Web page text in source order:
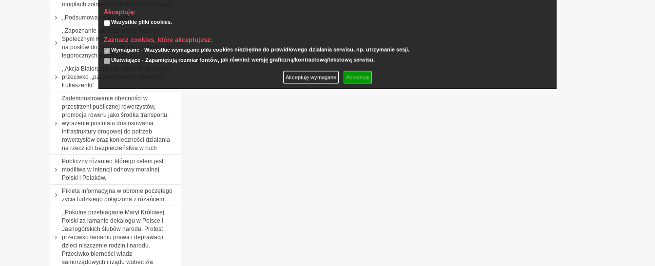
Akceptuję:
Wszystkie pliki cookies.
Zaznacz cookies, które akceptujesz:
Wymagane - Wszystkie wymagane pliki cookies niezbędne do prawidłowego działania serwisu, np. utrzymanie sesji.
Ułatwiające - Zapamiętują rozmiar fontów, jak również wersję graficzną/kontrastową/tekstową serwisu.
Akceptuję wymagane Akceptuję
mogiłach żołnierzy poległych za ojczyznę".
,,Podsumowanie kampanii".
,,Zapoznanie społeczności z Ruchem
Społecznym KWW RDIP oraz kandydatami
na posłów do Sejmu RP, którzy startują w
tegorocznych wyborach".
,,Akcja Białoruskiej diaspory Białegostoku
przeciwko ,,paszportowemu” dekretowi
Łukaszenki”.
Zademonstrowanie obecności w
przestrzeni publicznej rowerzystów,
promocja roweru jako środka transportu,
wyrażenie postulatu dostosowania
infrastruktury drogowej do potrzeb
rowerzystów oraz konieczności działania
na rzecz ich bezpieczeństwa w ruch
Publiczny różaniec, którego celem jest
modlitwa w intencji odnowy moralnej
Polski i Polaków.
Pikieta informacyjna w obronie poczętego
życia ludzkiego połączona z różańcem.
,,Pokutne przebłaganie Maryi Królowej
Polski za łamanie dekalogu w Polsce i
Jasnogórskich ślubów narodu. Protest
przeciwko łamaniu prawa i deprawacji
dzieci niszczenie rodzin i narodu.
Przeciwko bierności władz
samorządowych i rządu wobec zła